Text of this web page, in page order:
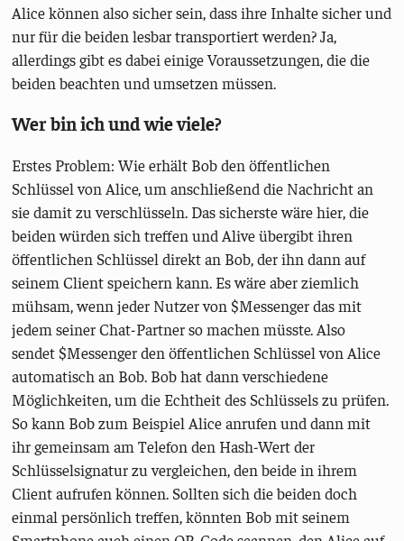
Alice können also sicher sein, dass ihre Inhalte sicher und
nur für die beiden lesbar transportiert werden? Ja,
allerdings gibt es dabei einige Voraussetzungen, die die
beiden beachten und umsetzen müssen.
Wer bin ich und wie viele?
Erstes Problem: Wie erhält Bob den öffentlichen
Schlüssel von Alice, um anschließend die Nachricht an
sie damit zu verschlüsseln. Das sicherste wäre hier, die
beiden würden sich treffen und Alive übergibt ihren
öffentlichen Schlüssel direkt an Bob, der ihn dann auf
seinem Client speichern kann. Es wäre aber ziemlich
mühsam, wenn jeder Nutzer von $Messenger das mit
jedem seiner Chat-Partner so machen müsste. Also
sendet $Messenger den öffentlichen Schlüssel von Alice
automatisch an Bob. Bob hat dann verschiedene
Möglichkeiten, um die Echtheit des Schlüssels zu prüfen.
So kann Bob zum Beispiel Alice anrufen und dann mit
ihr gemeinsam am Telefon den Hash-Wert der
Schlüsselsignatur zu vergleichen, den beide in ihrem
Client aufrufen können. Sollten sich die beiden doch
einmal persönlich treffen, könnten Bob mit seinem